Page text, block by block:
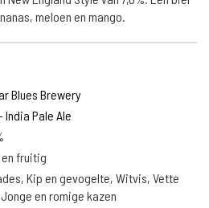
meloen en mango.
Blues Brewery
India Pale Ale
fruitig
Kip en gevogelte, Witvis, Vette
en romige kazen